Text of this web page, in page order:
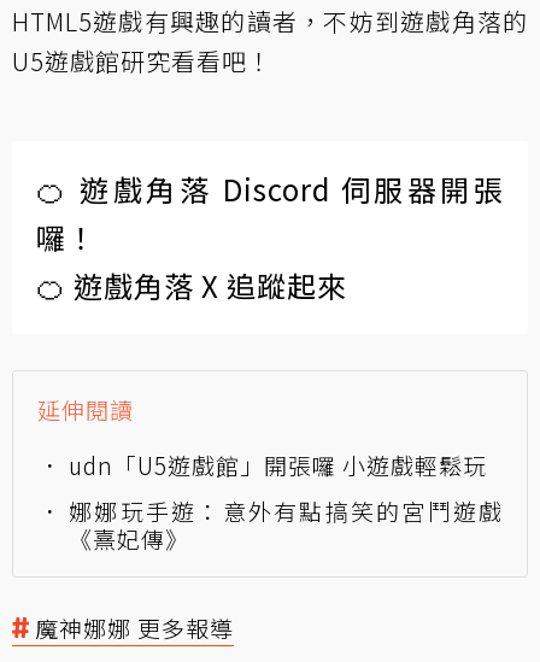
HTML5遊戲有興趣的讀者，不妨到遊戲角落的
U5遊戲館研究看看吧！
🍊 遊戲角落 Discord 伺服器開張
囉！
🍊 遊戲角落 X 追蹤起來
延伸閱讀
udn「U5遊戲館」開張囉 小遊戲輕鬆玩
娜娜玩手遊：意外有點搞笑的宮鬥遊戲
《熹妃傳》
魔神娜娜 更多報導